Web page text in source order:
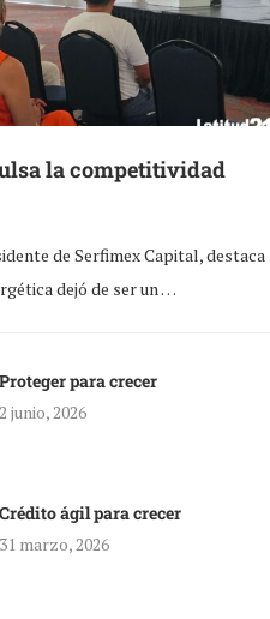
la competitividad
de Serfimex Capital, destaca
dejó de ser un …
Proteger para crecer
2 junio, 2026
Crédito ágil para crecer
31 marzo, 2026